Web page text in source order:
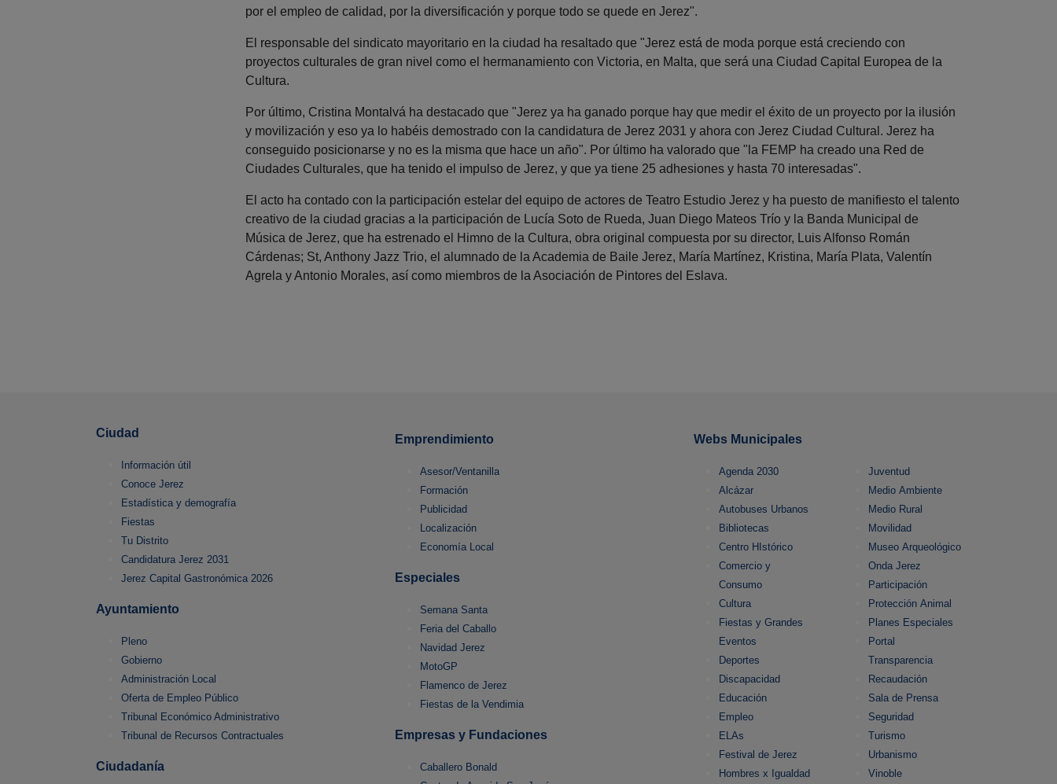
por el empleo de calidad, por la diversificación y porque todo se quede en Jerez".
El responsable del sindicato mayoritario en la ciudad ha resaltado que "Jerez está de moda porque está creciendo con
proyectos culturales de gran nivel como el hermanamiento con Victoria, en Malta, que será una Ciudad Capital Europea de la
Cultura.
Por último, Cristina Montalvá ha destacado que "Jerez ya ha ganado porque hay que medir el éxito de un proyecto por la ilusión
y movilización y eso ya lo habéis demostrado con la candidatura de Jerez 2031 y ahora con Jerez Ciudad Cultural. Jerez ha
conseguido posicionarse y no es la misma que hace un año". Por último ha valorado que "la FEMP ha creado una Red de
Ciudades Culturales, que ha tenido el impulso de Jerez, y que ya tiene 25 adhesiones y hasta 70 interesadas".
El acto ha contado con la participación estelar del equipo de actores de Teatro Estudio Jerez y ha puesto de manifiesto el talento
creativo de la ciudad gracias a la participación de Lucía Soto de Rueda, Juan Diego Mateos Trío y la Banda Municipal de
Música de Jerez, que ha estrenado el Himno de la Cultura, obra original compuesta por su director, Luis Alfonso Román
Cárdenas; St, Anthony Jazz Trio, el alumnado de la Academia de Baile Jerez, María Martínez, Kristina, María Plata, Valentín
Agrela y Antonio Morales, así como miembros de la Asociación de Pintores del Eslava.
Ciudad
Información útil
Conoce Jerez
Estadística y demografía
Fiestas
Tu Distrito
Candidatura Jerez 2031
Jerez Capital Gastronómica 2026
Ayuntamiento
Pleno
Gobierno
Administración Local
Oferta de Empleo Público
Tribunal Económico Administrativo
Tribunal de Recursos Contractuales
Ciudadanía
Emprendimiento
Asesor/Ventanilla
Formación
Publicidad
Localización
Economía Local
Especiales
Semana Santa
Feria del Caballo
Navidad Jerez
MotoGP
Flamenco de Jerez
Fiestas de la Vendimia
Empresas y Fundaciones
Caballero Bonald
Webs Municipales
Agenda 2030
Alcázar
Autobuses Urbanos
Bibliotecas
Centro HIstórico
Comercio y
Consumo
Cultura
Fiestas y Grandes
Eventos
Deportes
Discapacidad
Educación
Empleo
ELAs
Festival de Jerez
Hombres x Igualdad
Juventud
Medio Ambiente
Medio Rural
Movilidad
Museo Arqueológico
Onda Jerez
Participación
Protección Animal
Planes Especiales
Portal
Transparencia
Recaudación
Sala de Prensa
Seguridad
Turismo
Urbanismo
Vinoble